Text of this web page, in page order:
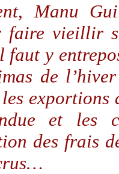
Manu
faire vieillir
y
de
les
et les
des frais